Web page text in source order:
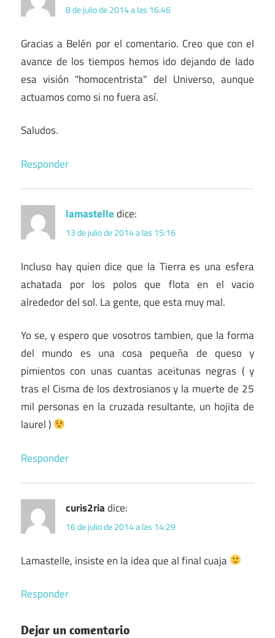
8 de julio de 2014 a las 16:46
Gracias a Belén por el comentario. Creo que con el
avance de los tiempos hemos ido dejando de lado
esa visión "homocentrista" del Universo, aunque
actuamos como si no fuera así.
Saludos.
Responder
lamastelledice:
13 de julio de 2014 a las 15:16
Incluso hay quien dice que la Tierra es una esfera
achatada por los polos que flota en el vacio
alrededor del sol. La gente, que esta muy mal.
Yo se, y espero que vosotros tambien, que la forma
del mundo es una cosa pequeña de queso y
pimientos con unas cuantas aceitunas negras ( y
tras el Cisma de los dextrosianos y la muerte de 25
mil personas en la cruzada resultante, un hojita de
laurel )
Responder
curis2riadice:
16 de julio de 2014 a las 14:29
Lamastelle, insiste en la idea que al final cuaja
Responder
Dejar un comentario